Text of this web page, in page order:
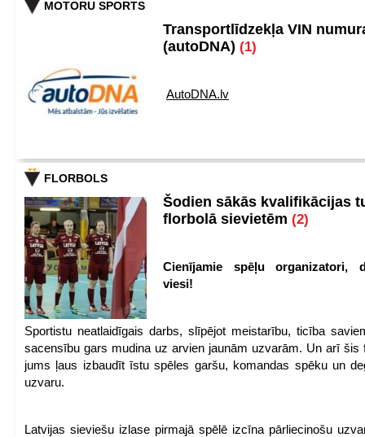
MOTORU SPORTS
Transportlīdzekļa VIN
(autoDNA) (1)
AutoDNA.lv
FLORBOLS
Šodien sākās kvalifikācijas
florbolā sievietēm (2)
Cienījamie spēļu organizatori,
viesi!
Sportistu neatlaidīgais darbs, slīpējot meistarību, ticība
sacensību gars mudina uz arvien jaunām uzvarām. Un arī šis
jums ļaus izbaudīt īstu spēles garšu, komandas spēku un
uzvaru.
Latvijas sieviešu izlase pirmajā spēlē izcīna pārliecinošu